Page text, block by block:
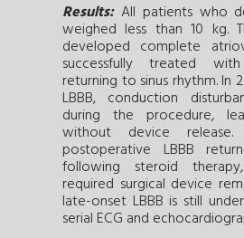
Results:All patients who
weighed less than 10 kg.
developed complete
successfully treated
returning to sinus rhythm.
LBBB, conduction
during the procedure,
without device
postoperative LBBB
following steroid
required surgical device
late-onset LBBB is still
serial ECG and